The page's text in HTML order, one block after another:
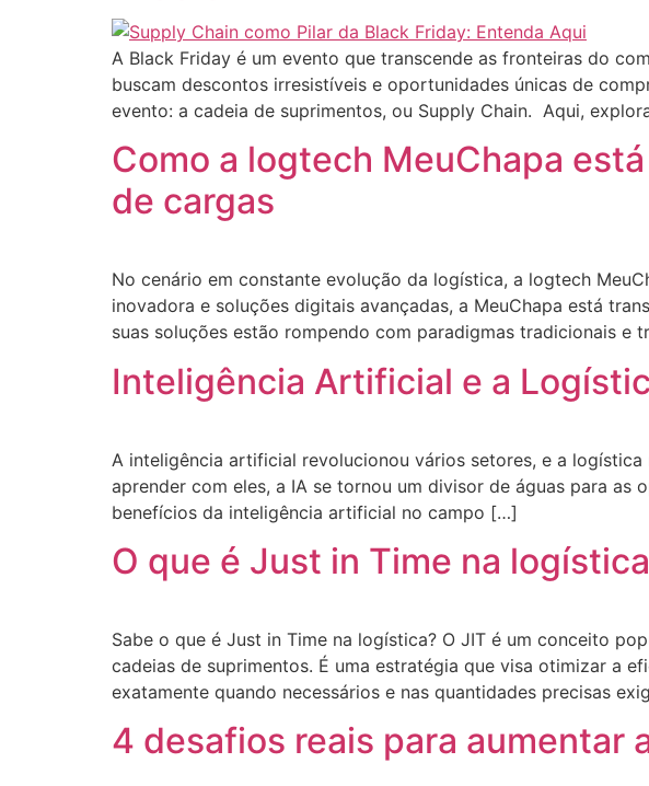
A Black Friday é um evento que transcende as fronteiras do
buscam descontos irresistíveis e oportunidades únicas de
evento: a cadeia de suprimentos, ou Supply Chain. Aqui,
Como a logtech MeuChapa
de cargas
No cenário em constante evolução da logística, a logtech
inovadora e soluções digitais avançadas, a MeuChapa está
suas soluções estão rompendo com paradigmas tradicionais
Inteligência Artificial e a
A inteligência artificial revolucionou vários setores, e a
aprender com eles, a IA se tornou um divisor de águas para
benefícios da inteligência artificial no campo […]
O que é Just in Time na
Sabe o que é Just in Time na logística? O JIT é um conceito
cadeias de suprimentos. É uma estratégia que visa otimizar a
exatamente quando necessários e nas quantidades precisas
4 desafios reais para aumentar